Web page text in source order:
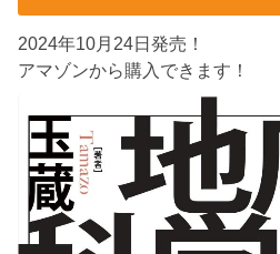
2024年10月24日発売！
アマゾンから購入できます！